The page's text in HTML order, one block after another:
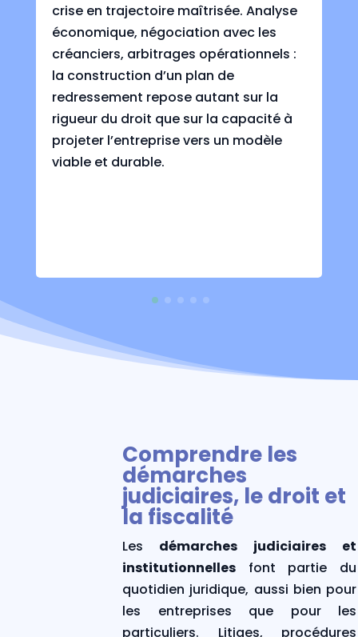
crise en trajectoire maîtrisée. Analyse
économique, négociation avec les
créanciers, arbitrages opérationnels :
la construction d’un plan de
redressement repose autant sur la
rigueur du droit que sur la capacité à
projeter l’entreprise vers un modèle
viable et durable.
Comprendre les
démarches
judiciaires, le droit et
la fiscalité
Les démarches judiciaires et
institutionnelles font partie du
quotidien juridique, aussi bien pour
les entreprises que pour les
particuliers. Litiges, procédures